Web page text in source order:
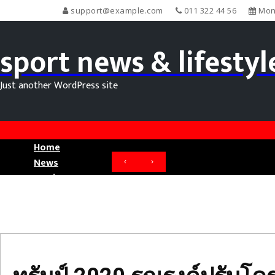
support@example.com 011 322 44 56
sport news &
Just another WordPress site
Home
News
Movie News
‹ ›
ปรับ
Brad